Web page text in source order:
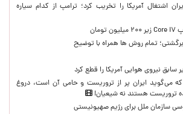
اشتغال آمریکا را تخریب کرد؛ ترامپ از کدام سیاره
تمام روش ها همراه با توضیح
سابق نیروی هوایی آمریکا را قطع کرد
می‌گوید ایران پر از تروریست و حامی آن است، دروغ
تروریست هستند نه شیعیان!
سازمان ملل برای رژیم صهیونیستی